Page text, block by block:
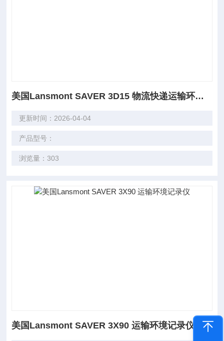
美国Lansmont SAVER 3D15 物流快递运输环境记录仪,海洋海运运输低频振动记录,振动路谱生成,游乐园的游乐设施、航空航天飞行测试、铁路车辆耦合冲击,以及车辆碰撞测试(进口 兰斯蒙特)
更新时间：2026-04-04
产品型号：
浏览量：303
美国Lansmont SAVER 3X90 运输环境记录仪